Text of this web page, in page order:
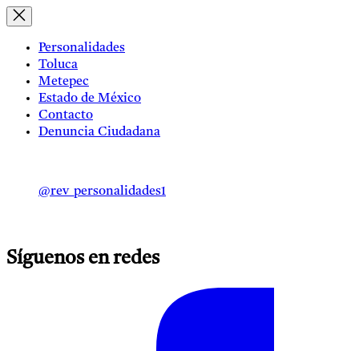
Personalidades
Toluca
Metepec
Estado de México
Contacto
Denuncia Ciudadana
@rev_personalidades1
Síguenos en redes